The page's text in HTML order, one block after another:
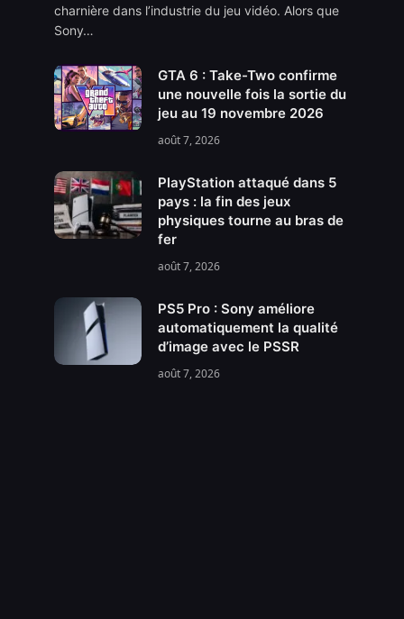
charnière dans l’industrie du jeu vidéo. Alors que
Sony…
GTA 6 : Take-Two confirme
une nouvelle fois la sortie du
jeu au 19 novembre 2026
août 7, 2026
PlayStation attaqué dans 5
pays : la fin des jeux
physiques tourne au bras de
fer
août 7, 2026
PS5 Pro : Sony améliore
automatiquement la qualité
d’image avec le PSSR
août 7, 2026